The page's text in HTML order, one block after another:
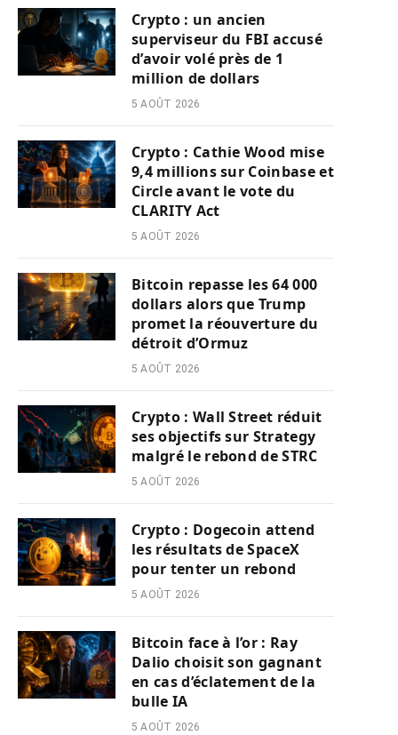
Crypto : un ancien
superviseur du FBI accusé
d’avoir volé près de 1
million de dollars
5 AOÛT 2026
Crypto : Cathie Wood mise
9,4 millions sur Coinbase et
Circle avant le vote du
CLARITY Act
5 AOÛT 2026
Bitcoin repasse les 64 000
dollars alors que Trump
promet la réouverture du
détroit d’Ormuz
5 AOÛT 2026
Crypto : Wall Street réduit
ses objectifs sur Strategy
malgré le rebond de STRC
5 AOÛT 2026
Crypto : Dogecoin attend
les résultats de SpaceX
pour tenter un rebond
5 AOÛT 2026
Bitcoin face à l’or : Ray
Dalio choisit son gagnant
en cas d’éclatement de la
bulle IA
5 AOÛT 2026